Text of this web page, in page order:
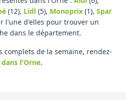
(12), Lidl (5), Monoprix (1), Spar
l'une d'elles pour trouver un
dans le département.
complets de la semaine, rendez-
dans l'Orne.